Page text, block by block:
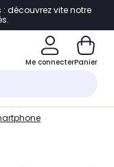
produits
découvrez vite notre
Me connecterPanier